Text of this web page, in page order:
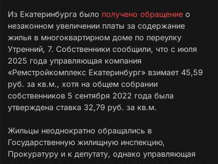
Из Екатеринбурга было получено обращение о
незаконном увеличении платы за содержание
жилья в многоквартирном доме по переулку
Утренний, 7. Собственники сообщили, что с июля
2025 года управляющая компания
«Ремстройкомплекс Екатеринбург» взимает 45,59
руб. за кв.м., хотя на общем собрании
собственников 5 сентября 2022 года была
утверждена ставка 32,79 руб. за кв.м.
Жильцы неоднократно обращались в
Государственную жилищную инспекцию,
Прокуратуру и к депутату, однако управляющая